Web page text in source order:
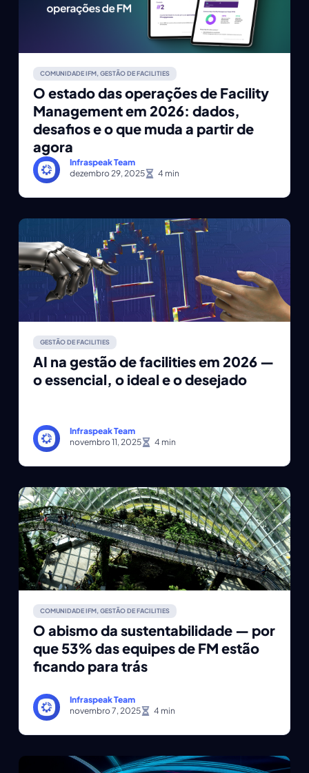
COMUNIDADE IFM, GESTÃO DE FACILITIES
O estado das operações de Facility
Management em 2026: dados,
desafios e o que muda a partir de
agora
Infraspeak Team
dezembro 29, 2025
GESTÃO DE FACILITIES
AI na gestão de facilities em 2026 —
o essencial, o ideal e o desejado
Infraspeak Team
novembro 11, 2025
COMUNIDADE IFM, GESTÃO DE FACILITIES
O abismo da sustentabilidade — por
que 53% das equipes de FM estão
ficando para trás
Infraspeak Team
novembro 7, 2025